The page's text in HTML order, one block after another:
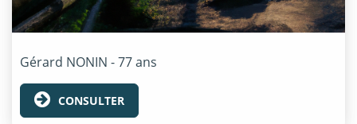
Gérard NONIN - 77 ans
CONSULTER